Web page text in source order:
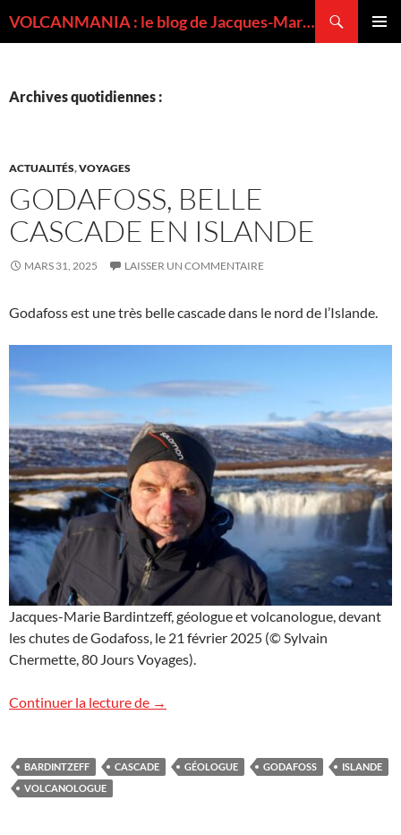
VOLCANMANIA : le blog de Jacques-Marie BARDINTZEFF, volcanologue
Archives quotidiennes :
ACTUALITÉS,VOYAGES
GODAFOSS, BELLE
CASCADE EN ISLANDE
MARS 31, 2025 LAISSER UN COMMENTAIRE
Godafoss est une très belle cascade dans le nord de l’Islande.
Jacques-Marie Bardintzeff, géologue et volcanologue, devant
les chutes de Godafoss, le 21 février 2025 (© Sylvain
Chermette, 80 Jours Voyages).
Continuer la lecture de Godafoss, belle cascade en Islande
→
BARDINTZEFF CASCADE GÉOLOGUE GODAFOSS
ISLANDE
VOLCANOLOGUE